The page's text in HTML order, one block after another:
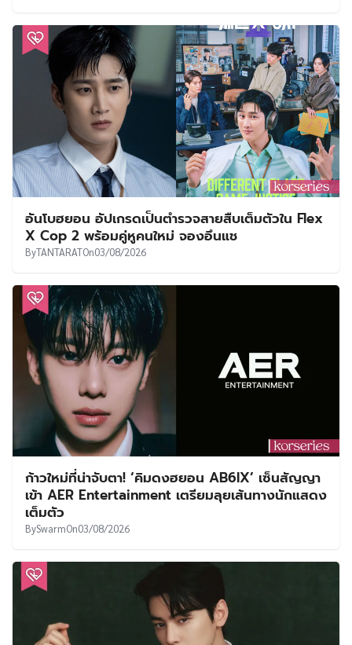
อันโบฮยอน อัปเกรดเป็นตำรวจสายสืบเต็มตัวใน Flex
X Cop 2 พร้อมคู่หูคนใหม่ จองอึนแช
ByTANTARATOn03/08/2026
ก้าวใหม่ที่น่าจับตา! ‘คิมดงฮยอน AB6IX’ เซ็นสัญญา
เข้า AER Entertainment เตรียมลุยเส้นทางนักแสดง
เต็มตัว
BySwarmOn03/08/2026